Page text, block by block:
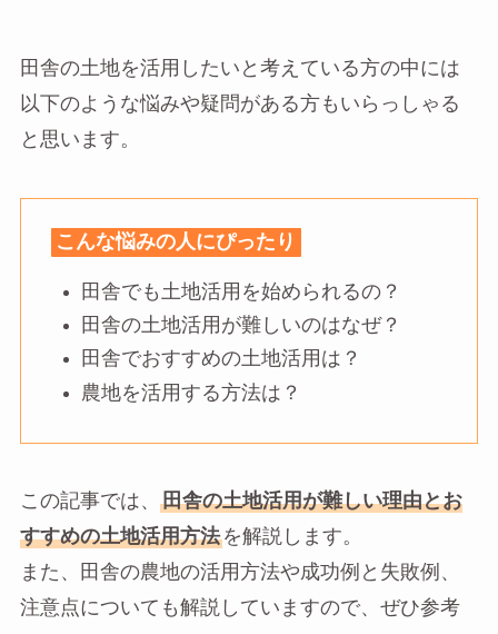
田舎の土地を活用したいと考えている方の中には
以下のような悩みや疑問がある方もいらっしゃる
と思います。
こんな悩みの人にぴったり
田舎でも土地活用を始められるの？
田舎の土地活用が難しいのはなぜ？
田舎でおすすめの土地活用は？
農地を活用する方法は？
この記事では、
田舎の土地活用が難しい理由とお
すすめの土地活用方法を解説します。
また、田舎の農地の活用方法や成功例と失敗例、
注意点についても解説していますので、ぜひ参考